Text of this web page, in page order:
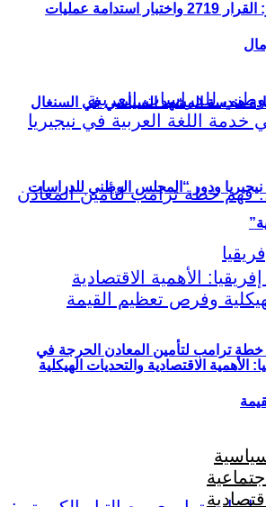
هندسة المشهد السياسي في السنغال
خطة ترامب لتأمين المعادن الحرجة في
متلازمة مقديشو: القرار 2719 واختبار استدامة عمليات
نيجيريا ودور “المجلس الوطني للدراسات
الأهمية الاقتصادية والتحديات الهيكلية